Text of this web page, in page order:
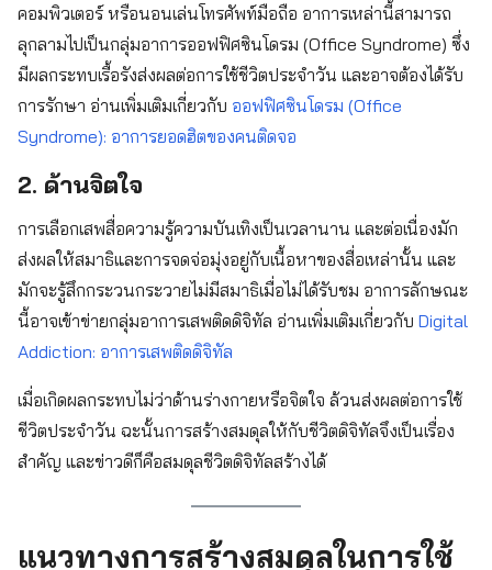
คอมพิวเตอร์ หรือนอนเล่นโทรศัพท์มือถือ อาการเหล่านี้สามารถ
ลุกลามไปเป็นกลุ่มอาการออฟฟิศซินโดรม (Office Syndrome) ซึ่ง
มีผลกระทบเรื้อรังส่งผลต่อการใช้ชีวิตประจำวัน และอาจต้องได้รับ
การรักษา อ่านเพิ่มเติมเกี่ยวกับ ออฟฟิศซินโดรม (Office
Syndrome): อาการยอดฮิตของคนติดจอ
2. ด้านจิตใจ
การเลือกเสพสื่อความรู้ความบันเทิงเป็นเวลานาน และต่อเนื่องมัก
ส่งผลให้สมาธิและการจดจ่อมุ่งอยู่กับเนื้อหาของสื่อเหล่านั้น และ
มักจะรู้สึกกระวนกระวายไม่มีสมาธิเมื่อไม่ได้รับชม อาการลักษณะ
นี้อาจเข้าข่ายกลุ่มอาการเสพติดดิจิทัล อ่านเพิ่มเติมเกี่ยวกับ Digital
Addiction: อาการเสพติดดิจิทัล
เมื่อเกิดผลกระทบไม่ว่าด้านร่างกายหรือจิตใจ ล้วนส่งผลต่อการใช้
ชีวิตประจำวัน ฉะนั้นการสร้างสมดุลให้กับชีวิตดิจิทัลจึงเป็นเรื่อง
สำคัญ และข่าวดีก็คือสมดุลชีวิตดิจิทัลสร้างได้
แนวทางการสร้างสมดุลในการใช้